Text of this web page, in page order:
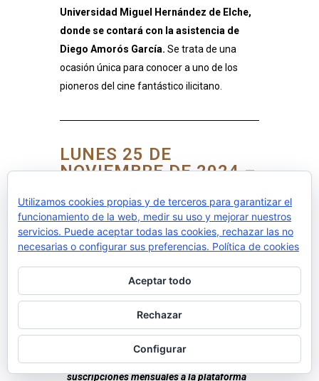
Universidad Miguel Hernández de Elche,
donde se contará con la asistencia de
Diego Amorós García. Se trata de una
ocasión única para conocer a uno de los
pioneros del cine fantástico ilicitano.
LUNES 25 DE
NOVIEMBRE DE 2024 –
EDIFICIO VALONA UMH
(PLANTA 3)
ZONA 6.4 DEL CAMPUS DE LA UNIVERSIDAD MIGUEL
HERNÁNDEZ DE ELCHE (VER MAPA)
19:00h-20:30h: PRESENTACIÓN +
PROYECCIÓN DE LA PELÍCULA “GAIA”
(2021), DE JACO BOUWER
Tras la proyección se regalarán
suscripciones mensuales a la plataforma
Utilizamos cookies propias y de terceros para garantizar el
funcionamiento de la web, medir su uso y mejorar nuestros
servicios. Puede aceptar todas las cookies, rechazar las no
necesarias o configurar sus preferencias. Política de cookies
Aceptar todo
Rechazar
Configurar